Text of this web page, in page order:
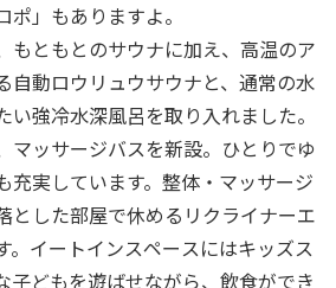
ポ」もありますよ。
もともとのサウナに加え、高温のア
自動ロウリュウサウナと、通常の水
い強冷水深風呂を取り入れました。
マッサージバスを新設。ひとりでゆ
充実しています。整体・マッサージ
とした部屋で休めるリクライナーエ
。イートインスペースにはキッズス
子どもを遊ばせながら、飲食ができ